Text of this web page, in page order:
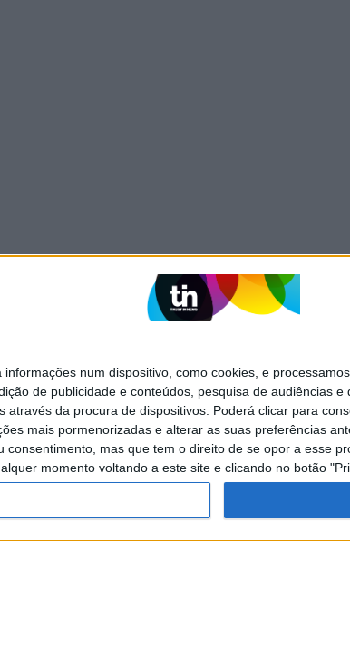
num dispositivo, como cookies, e
de publicidade e conteúdos, pesquisa de audiências e
da procura de dispositivos. Poderá clicar para
mais pormenorizadas e alterar as suas preferências
mas que tem o direito de se opor a esse
momento voltando a este site e clicando no botão